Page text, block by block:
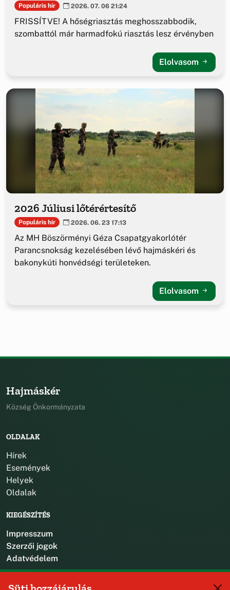
Populáris hír 2026. 07. 06 21:24
FRISSÍTVE! A hőségriasztás meghosszabbodik,
szombattól már harmadfokú riasztás lesz érvényben
Elolvasom
2026 Júliusi lőtérértesítő
Populáris hír 2026. 06. 23 17:13
Az MH Böszörményi Géza Csapatgyakorlótér
Parancsnokság kezelésében lévő hajmáskéri és
bakonykúti honvédségi területeken.
Elolvasom
Hajmáskér
Község Önkormányzata
OLDALAK
Hírek
Események
Helyek
Oldalak
KIEGÉSZÍTÉS
Impresszum
Szerzői jogok
Adatvédelem